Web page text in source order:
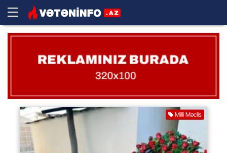
Milli Məclis